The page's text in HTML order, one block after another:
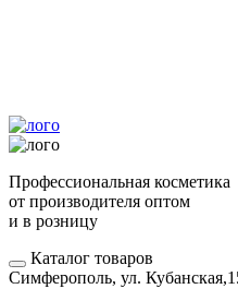
Профессиональная косметика
от производителя оптом
и в розницу
Каталог товаров
Симферополь, ул.